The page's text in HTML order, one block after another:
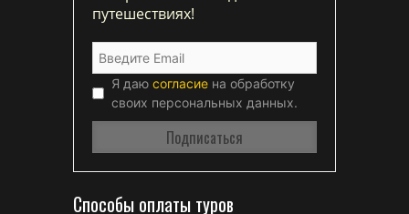
путешествиях!
Я даю согласие на обработку
своих персональных данных.
Способы оплаты туров